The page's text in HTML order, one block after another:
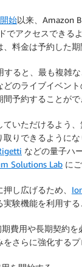
始以来、Amazon
でアクセスできる
料金は予約した
すると、最も複雑
どのライブイベン
予約することが
ていただけるよう
りできるように
などの量子ハ
Solutions Lab に
し広げるため、
験機能を利用する
費用や長期契約
さらに強化するプ